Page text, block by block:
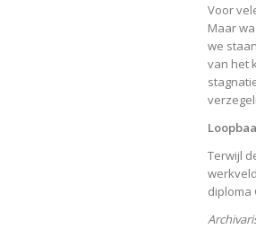
Voor
Maar
we
van het
Terwijl
diploma